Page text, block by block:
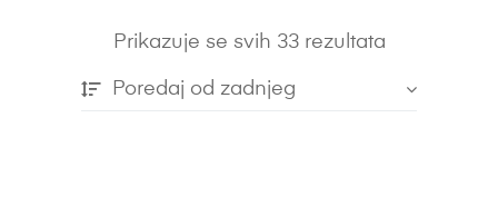
Prikazuje se svih 33 rezultata
Poredaj od zadnjeg